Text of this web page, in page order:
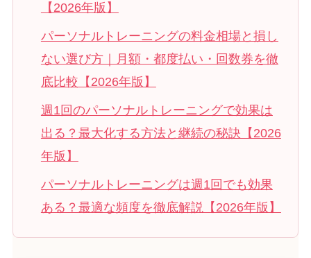
【2026年版】
パーソナルトレーニングの料金相場と損し
ない選び方｜月額・都度払い・回数券を徹
底比較【2026年版】
週1回のパーソナルトレーニングで効果は
出る？最大化する方法と継続の秘訣【2026
年版】
パーソナルトレーニングは週1回でも効果
ある？最適な頻度を徹底解説【2026年版】